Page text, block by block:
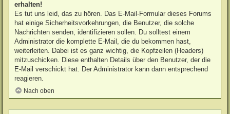
erhalten!
Es tut uns leid, das zu hören. Das E-Mail-Formular dieses Forums
hat einige Sicherheitsvorkehrungen, die Benutzer, die solche
Nachrichten senden, identifizieren sollen. Du solltest einem
Administrator die komplette E-Mail, die du bekommen hast,
weiterleiten. Dabei ist es ganz wichtig, die Kopfzeilen (Headers)
mitzuschicken. Diese enthalten Details über den Benutzer, der die
E-Mail verschickt hat. Der Administrator kann dann entsprechend
reagieren.
Nach oben